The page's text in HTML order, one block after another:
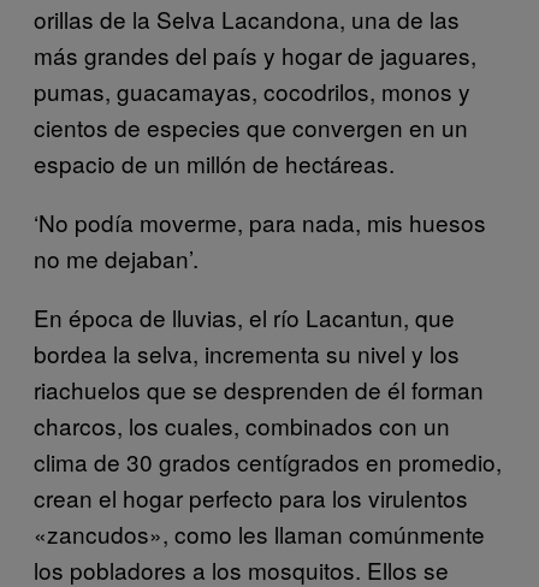
orillas de la Selva Lacandona, una de las
más grandes del país y hogar de jaguares,
pumas, guacamayas, cocodrilos, monos y
cientos de especies que convergen en un
espacio de un millón de hectáreas.
‘No podía moverme, para nada, mis huesos
no me dejaban’.
En época de lluvias, el río Lacantun, que
bordea la selva, incrementa su nivel y los
riachuelos que se desprenden de él forman
charcos, los cuales, combinados con un
clima de 30 grados centígrados en promedio,
crean el hogar perfecto para los virulentos
«zancudos», como les llaman comúnmente
los pobladores a los mosquitos. Ellos se